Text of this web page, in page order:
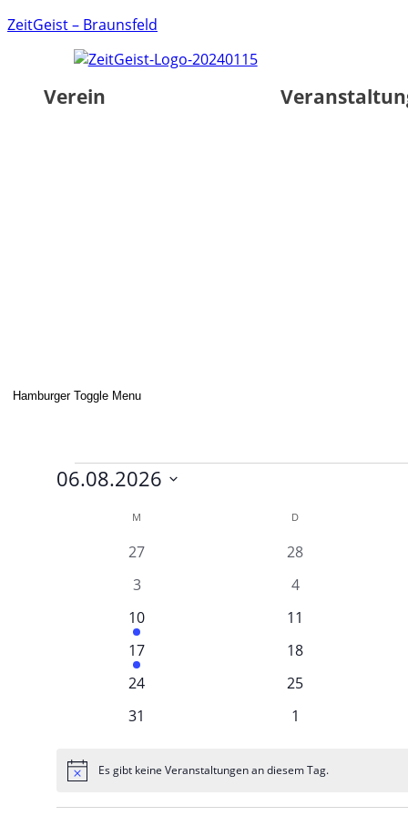
ZeitGeist – Braunsfeld
Verein
Hamburger Toggle Menu
Veranstaltungen
06.08.2026
Kalender
Veranstaltungen
M D
0
27
0
28
0
3
0
4
1
Veranstaltung
10
0
11
1
Veranstaltung
17
0
18
0
24
0
25
0
31
0
1
HinweisEs gibt keine Veranstaltungen an diesem Tag.